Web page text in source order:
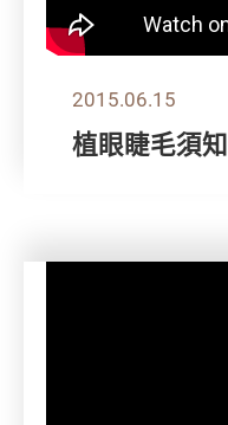
2015.06.15
植眼睫毛須知